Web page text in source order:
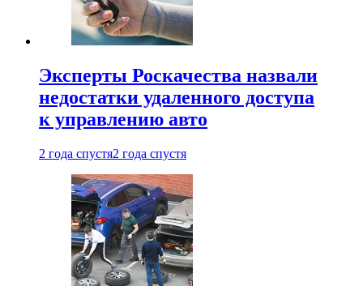
Эксперты Роскачества назвали
недостатки удаленного доступа
к управлению авто
2 года спустя2 года спустя